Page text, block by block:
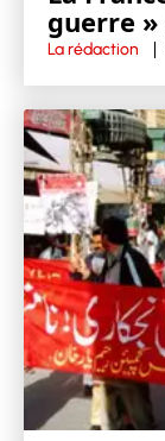
guerre
La rédaction